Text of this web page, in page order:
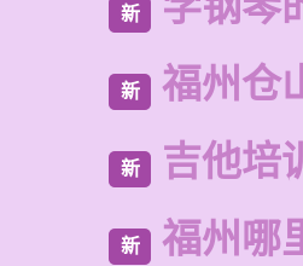
新
新 福州仓
新 吉他培
新 福州哪